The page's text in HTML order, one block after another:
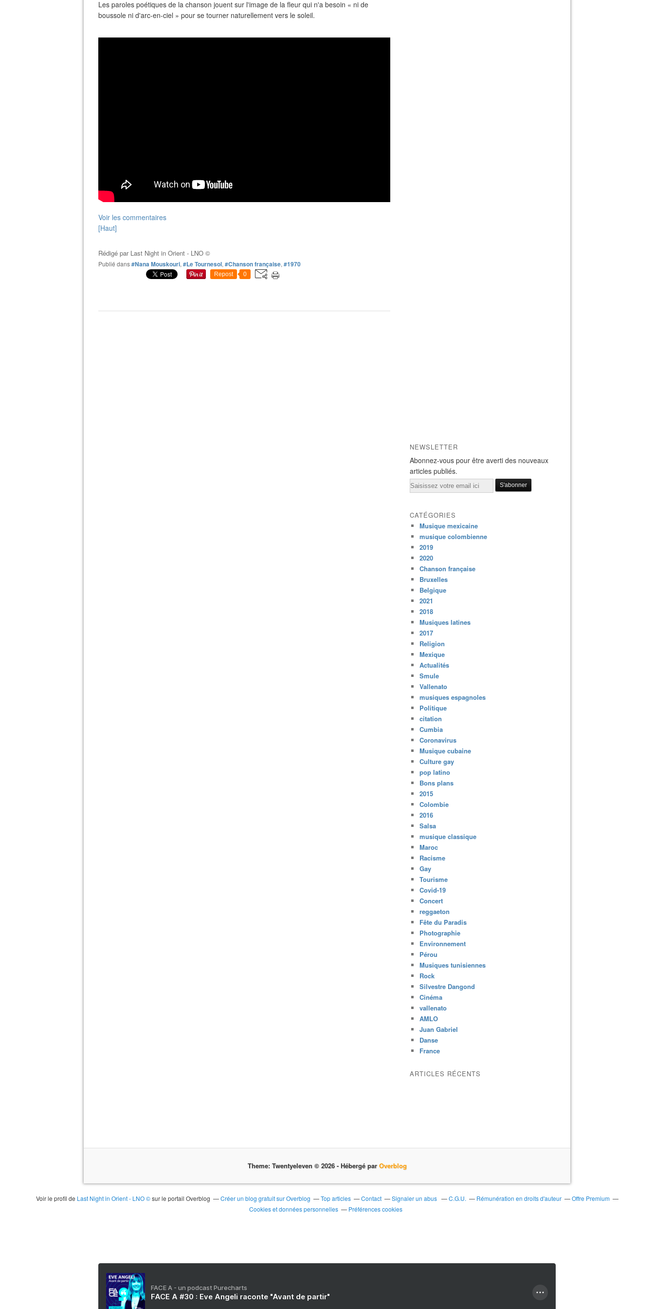
​Les paroles poétiques de la chanson jouent sur l'image de la fleur qui n'a besoin « ni de
boussole ni d'arc-en-ciel » pour se tourner naturellement vers le soleil.
Voir les commentaires
[Haut]
Rédigé par Last Night in Orient - LNO ©
Publié dans#Nana Mouskouri, #Le Tournesol, #Chanson française, #1970
Repost 0
NEWSLETTER
Abonnez-vous pour être averti des nouveaux
articles publiés.
Email
CATÉGORIES
Musique mexicaine
musique colombienne
2019
2020
Chanson française
Bruxelles
Belgique
2021
2018
Musiques latines
2017
Religion
Mexique
Actualités
Smule
Vallenato
musiques espagnoles
Politique
citation
Cumbia
Coronavirus
Musique cubaine
Culture gay
pop latino
Bons plans
2015
Colombie
2016
Salsa
musique classique
Maroc
Racisme
Gay
Tourisme
Covid-19
Concert
reggaeton
Fête du Paradis
Photographie
Environnement
Pérou
Musiques tunisiennes
Rock
Silvestre Dangond
Cinéma
vallenato
AMLO
Juan Gabriel
Danse
France
ARTICLES RÉCENTS
Theme: Twentyeleven © 2026 - Hébergé par Overblog
Voir le profil de Last Night in Orient - LNO ©sur le portail Overblog Créer un blog gratuit sur Overblog Top articles Contact Signaler un abus C.G.U. Rémunération en droits d'auteur
Offre Premium
Cookies et données personnelles
Préférences cookies
FACE A - un podcast Purecharts
FACE A #30 : Eve Angeli raconte "Avant de partir"